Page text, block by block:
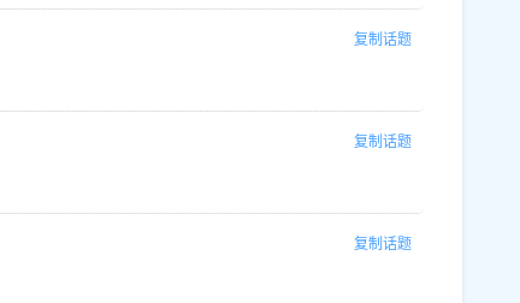
复制话题
复制话题
复制话题